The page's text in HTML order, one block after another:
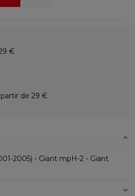
€
de 29 €
2005) - Giant mpH-2 - Giant